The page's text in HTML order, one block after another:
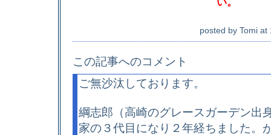
posted by Tomi at
この記事へのコメント
ご無沙汰しております。
綱志郎（高崎のグレースガーデン出
家の３代目になり２年経ちました。